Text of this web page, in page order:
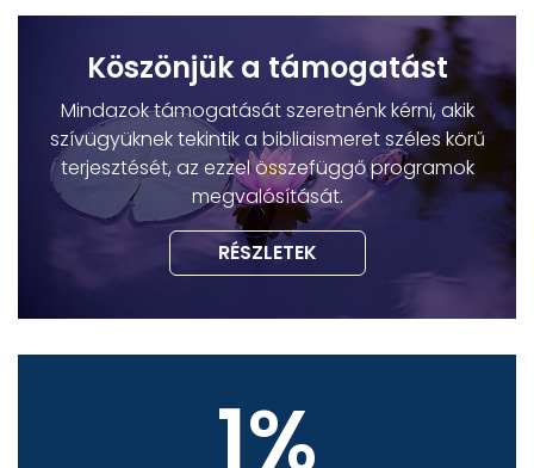
Köszönjük a támogatást
Mindazok támogatását szeretnénk kérni, akik
szívügyüknek tekintik a bibliaismeret széles körű
terjesztését, az ezzel összefüggő programok
megvalósítását.
RÉSZLETEK
1%